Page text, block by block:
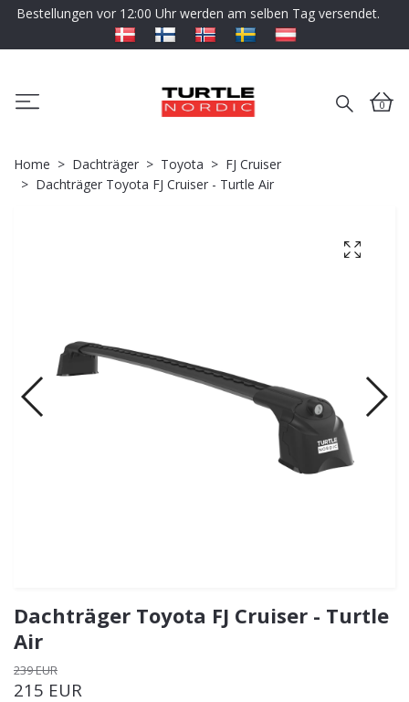
Bestellungen vor 12:00 Uhr werden am selben Tag versendet.
0
Home Dachträger Toyota
FJ Cruiser
Dachträger Toyota FJ Cruiser - Turtle Air
Dachträger Toyota FJ Cruiser - Turtle
Air
239 EUR
215 EUR